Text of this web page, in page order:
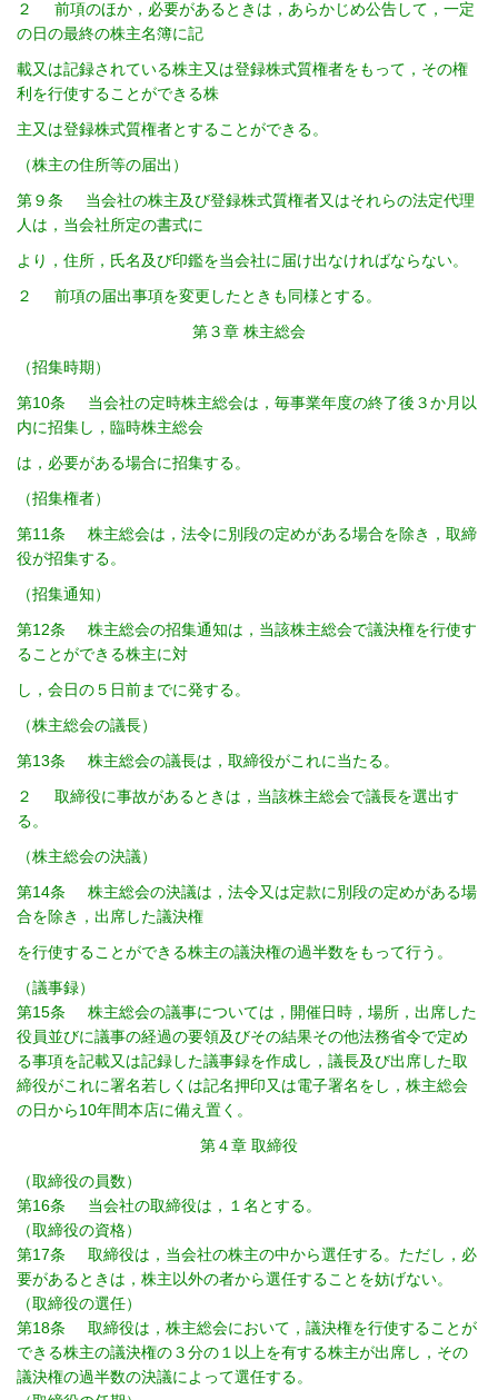
２ 前項のほか，必要があるときは，あらかじめ公告して，一定
の日の最終の株主名簿に記
載又は記録されている株主又は登録株式質権者をもって，その権
利を行使することができる株
主又は登録株式質権者とすることができる。
（株主の住所等の届出）
第９条 当会社の株主及び登録株式質権者又はそれらの法定代理
人は，当会社所定の書式に
より，住所，氏名及び印鑑を当会社に届け出なければならない。
２ 前項の届出事項を変更したときも同様とする。
第３章 株主総会
（招集時期）
第10条 当会社の定時株主総会は，毎事業年度の終了後３か月以
内に招集し，臨時株主総会
は，必要がある場合に招集する。
（招集権者）
第11条 株主総会は，法令に別段の定めがある場合を除き，取締
役が招集する。
（招集通知）
第12条 株主総会の招集通知は，当該株主総会で議決権を行使す
ることができる株主に対
し，会日の５日前までに発する。
（株主総会の議長）
第13条 株主総会の議長は，取締役がこれに当たる。
２ 取締役に事故があるときは，当該株主総会で議長を選出す
る。
（株主総会の決議）
第14条 株主総会の決議は，法令又は定款に別段の定めがある場
合を除き，出席した議決権
を行使することができる株主の議決権の過半数をもって行う。
（議事録）
第15条 株主総会の議事については，開催日時，場所，出席した
役員並びに議事の経過の要領及びその結果その他法務省令で定め
る事項を記載又は記録した議事録を作成し，議長及び出席した取
締役がこれに署名若しくは記名押印又は電子署名をし，株主総会
の日から10年間本店に備え置く。
第４章 取締役
（取締役の員数）
第16条 当会社の取締役は，１名とする。
（取締役の資格）
第17条 取締役は，当会社の株主の中から選任する。ただし，必
要があるときは，株主以外の者から選任することを妨げない。
（取締役の選任）
第18条 取締役は，株主総会において，議決権を行使することが
できる株主の議決権の３分の１以上を有する株主が出席し，その
議決権の過半数の決議によって選任する。